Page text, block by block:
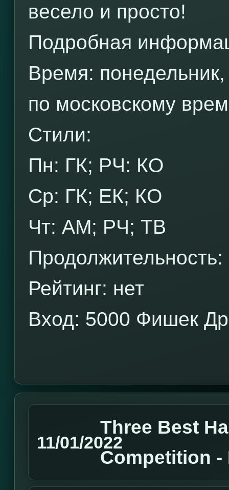
весело и просто!
Подробная
Время:
по московскому
Стили:
Пн: ГК; РЧ: КО
Ср: ГК; ЕК; КО
Чт: AM; РЧ; ТВ
Продолжительность:
Рейтинг: нет
Вход: 5000 Фишек
11/01/2022
Three Best
Competition -